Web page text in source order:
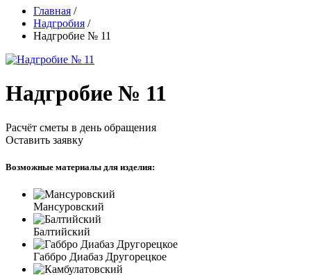
Главная /
Надгробия /
Надгробие № 11
Надгробие № 11
Расчёт сметы в день обращения
Оставить заявку
Возможные материалы для изделия:
Мансуровский
Балтийский
Габбро Диабаз Другорецкое